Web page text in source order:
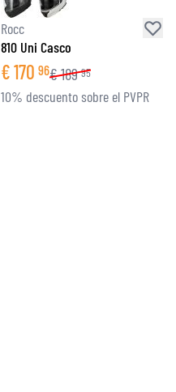
Rocc
810 Uni Casco
€170 96€189 95
10% descuento sobre el PVPR